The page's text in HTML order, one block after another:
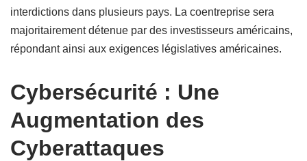
interdictions dans plusieurs pays. La coentreprise sera
majoritairement détenue par des investisseurs américains,
répondant ainsi aux exigences législatives américaines.
Cybersécurité : Une
Augmentation des
Cyberattaques